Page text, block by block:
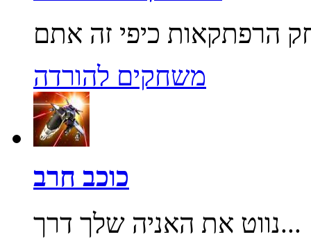
משחקים להורדה
כוכב חרב
נווט את האניה שלך דרך...